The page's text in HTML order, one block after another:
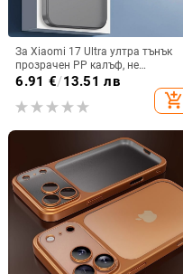
За Xiaomi 17 Ultra ултра тънък
прозрачен PP калъф, не
пожълтява, матиран финиш и
6.91 €/13.51 лв
add_shopping_cart